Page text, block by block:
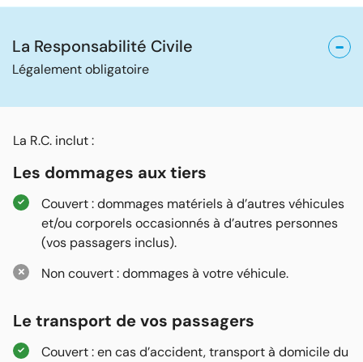
La Responsabilité Civile
Légalement obligatoire
La R.C. inclut :
Les dommages aux tiers
Couvert : dommages matériels à d’autres véhicules
et/ou corporels occasionnés à d’autres personnes
(vos passagers inclus).
Non couvert : dommages à votre véhicule.
Le transport de vos passagers
Couvert : en cas d’accident, transport à domicile du